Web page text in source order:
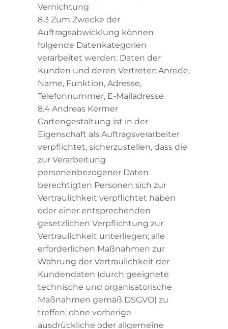
Vernichtung
8.3 Zum Zwecke der
Auftragsabwicklung können
folgende Datenkategorien
verarbeitet werden: Daten der
Kunden und deren Vertreter: Anrede,
Name, Funktion, Adresse,
Telefonnummer, E-Mailadresse
8.4 Andreas Kermer
Gartengestaltung ist in der
Eigenschaft als Auftragsverarbeiter
verpflichtet, sicherzustellen, dass die
zur Verarbeitung
personenbezogener Daten
berechtigten Personen sich zur
Vertraulichkeit verpflichtet haben
oder einer entsprechenden
gesetzlichen Verpflichtung zur
Vertraulichkeit unterliegen; alle
erforderlichen Maßnahmen zur
Wahrung der Vertraulichkeit der
Kundendaten (durch geeignete
technische und organisatorische
Maßnahmen gemäß DSGVO) zu
treffen; ohne vorherige
ausdrückliche oder allgemeine